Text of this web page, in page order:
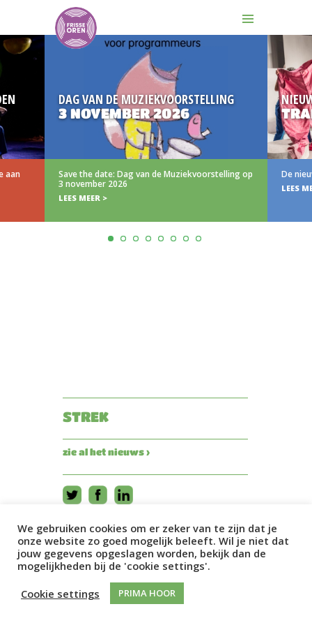
aan
DAG VAN DE MUZIEKVOORSTELLING
3 NOVEMBER 2026
Save the date: Dag van de Muziekvoorstelling op
3 november 2026
LEES MEER >
De
LEES
STREK
zie al het nieuws ›
We gebruiken cookies om er zeker van te zijn dat je
onze website zo goed mogelijk beleeft. Wil je niet dat
jouw gegevens opgeslagen worden, bekijk dan de
mogelijkheden bij de 'cookie settings'.
Cookie settings
PRIMA HOOR